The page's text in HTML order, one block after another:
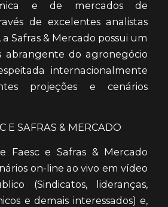
e de mercados de
de excelentes analistas
Safras & Mercado possui um
abrangente do agronegócio
internacionalmente
projeções e cenários
E SAFRAS & MERCADO
Faesc e Safras & Mercado
on-line ao vivo em vídeo
(Sindicatos, lideranças,
e demais interessados) e,